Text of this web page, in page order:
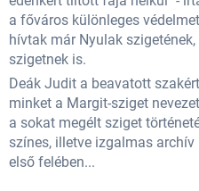
a főváros különleges
hívtak már Nyulak
szigetnek is.
Deák Judit a beavatott
minket a Margit-sziget
a sokat megélt sziget
színes, illetve izgalmas
első felében...